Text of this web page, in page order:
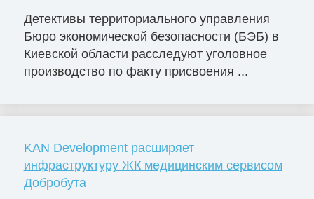
Детективы территориального управления
Бюро экономической безопасности (БЭБ) в
Киевской области расследуют уголовное
производство по факту присвоения ...
KAN Development расширяет
инфраструктуру ЖК медицинским сервисом
Добробута